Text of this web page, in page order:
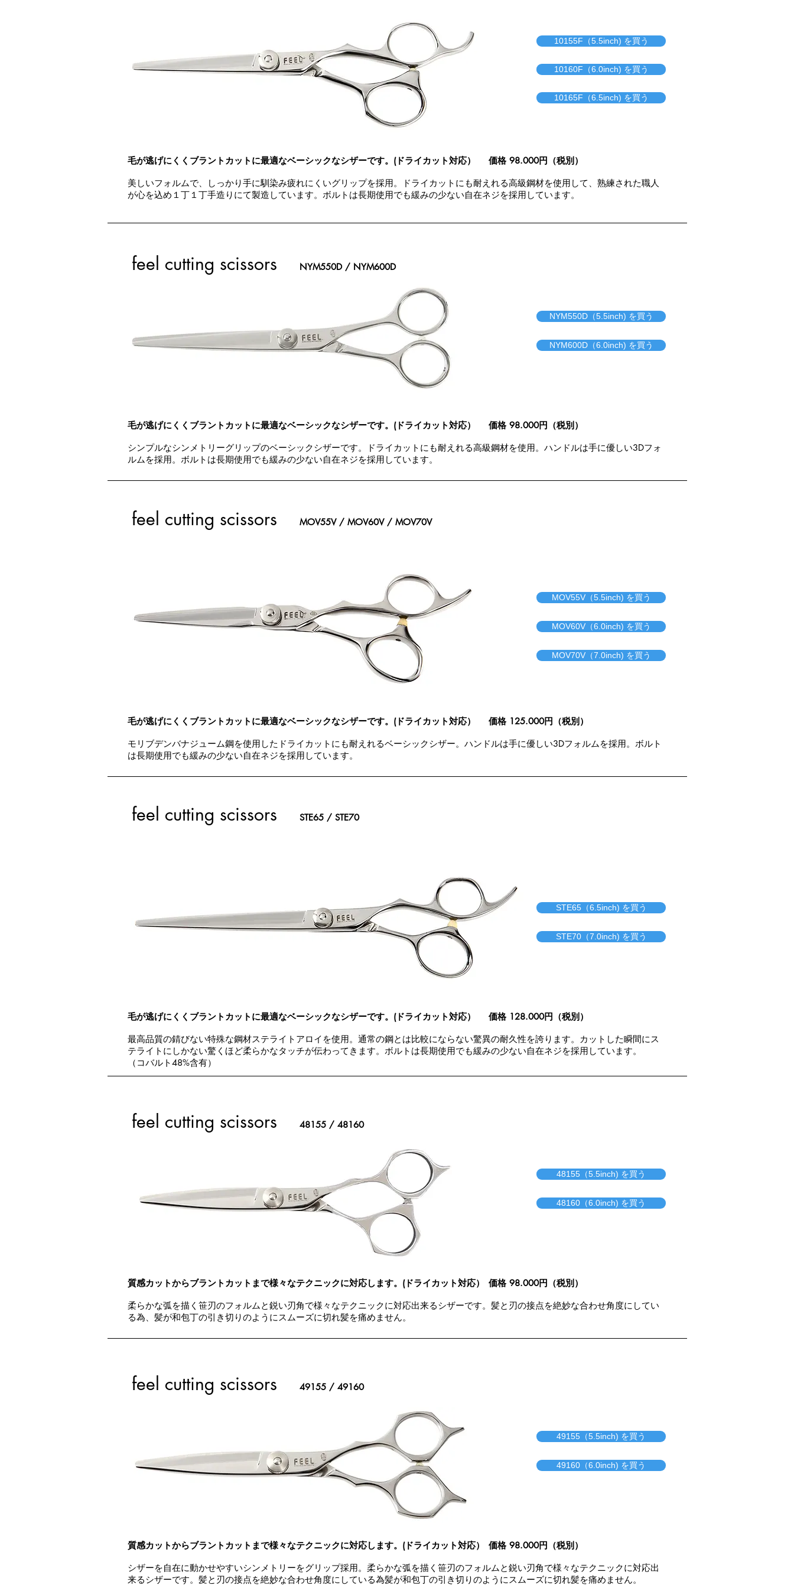
10155F（5.5inch) を買う
10160F（6.0inch) を買う
10165F（6.5inch) を買う
毛が逃げにくくブラントカットに最適なベーシックなシザーです。(ドライカット対応）
価格 98.000円（税別）
美しいフォルムで、しっかり手に馴染み疲れにくいグリップを採用。ドライカットにも耐えれる高級鋼材を使用して、熟練された職人
が心を込め１丁１丁手造りにて製造しています。ボルトは長期使用でも緩みの少ない自在ネジを採用しています。
feel cutting scissors NYM550D / NYM600D
NYM550D（5.5inch) を買う
NYM600D（6.0inch) を買う
毛が逃げにくくブラントカットに最適なベーシックなシザーです。(ドライカット対応）
価格 98.000円（税別）
シンプルなシンメトリーグリップのベーシックシザーです。ドライカットにも耐えれる高級鋼材を使用。ハンドルは手に優しい3Dフォ
ルムを採用。ボルトは長期使用でも緩みの少ない自在ネジを採用しています。
feel cutting scissors MOV55V / MOV60V / MOV70V
MOV55V（5.5inch) を買う
MOV60V（6.0inch) を買う
MOV70V（7.0inch) を買う
毛が逃げにくくブラントカットに最適なベーシックなシザーです。(ドライカット対応）
価格 125.000円（税別）
モリブデンバナジューム鋼を使用したドライカットにも耐えれるベーシックシザー。ハンドルは手に優しい3Dフォルムを採用。ボルト
は長期使用でも緩みの少ない自在ネジを採用しています。
feel cutting scissors STE65 / STE70
STE65（6.5inch) を買う
STE70（7.0inch) を買う
毛が逃げにくくブラントカットに最適なベーシックなシザーです。(ドライカット対応）
価格 128.000円（税別）
最高品質の錆びない特殊な鋼材ステライトアロイを使用。通常の鋼とは比較にならない驚異の耐久性を誇ります。カットした瞬間にス
テライトにしかない驚くほど柔らかなタッチが伝わってきます。ボルトは長期使用でも緩みの少ない自在ネジを採用しています。
（コバルト48%含有）
feel cutting scissors 48155 / 48160
48155（5.5inch) を買う
48160（6.0inch) を買う
質感カットからブラントカットまで様々なテクニックに対応します。(ドライカット対応）
価格 98.000円（税別）
柔らかな弧を描く笹刃のフォルムと鋭い刃角で様々なテクニックに対応出来るシザーです。髪と刃の接点を絶妙な合わせ角度にしてい
る為、髪が和包丁の引き切りのようにスムーズに切れ髪を痛めません。
feel cutting scissors 49155 / 49160
49155（5.5inch) を買う
49160（6.0inch) を買う
質感カットからブラントカットまで様々なテクニックに対応します。(ドライカット対応）
価格 98.000円（税別）
シザーを自在に動かせやすいシンメトリーをグリップ採用。柔らかな弧を描く笹刃のフォルムと鋭い刃角で様々なテクニックに対応出
来るシザーです。髪と刃の接点を絶妙な合わせ角度にしている為髪が和包丁の引き切りのようにスムーズに切れ髪を痛めません。